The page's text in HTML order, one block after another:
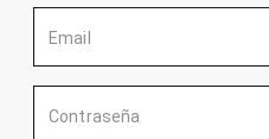
Email
Contraseña